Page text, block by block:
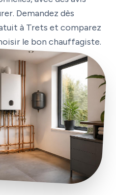
Demandez dès
à Trets et comparez
le bon chauffagiste.